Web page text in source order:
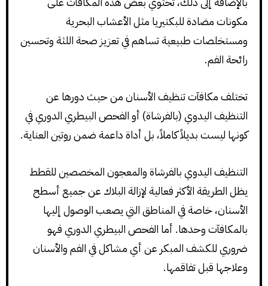
مكونات مضادة للبكتيريا مثل الأعشاب البحرية
ومستخلصات طبيعية تساهم في تعزيز صحة اللثة وتحسين
رائحة الفم.
تختلف مكافآت تنظيف الأسنان من حيث دورها عن
التنظيف اليدوي (بالفرشاة) أو الفحص البيطري الدوري في
كونها ليست بديلاً كاملاً، بل أداة داعمة ضمن روتين العناية.
التنظيف اليدوي بالفرشاة والمعجون المخصصين للقطط
يظل الطريقة الأكثر فعالية لإزالة البلاك عن جميع أسطح
الأسنان، خاصة في المناطق التي يصعب الوصول إليها
بالمكافآت وحدها. أما الفحص البيطري الدوري فهو
ضروري للكشف المبكر عن أي مشاكل في الفم والأسنان
وعلاجها قبل تفاقمها.